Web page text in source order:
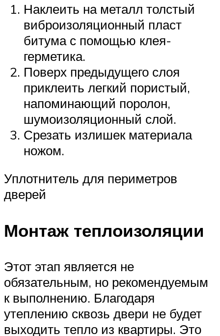
Наклеить на металл толстый
виброизоляционный пласт
битума с помощью клея-
герметика.
Поверх предыдущего слоя
приклеить легкий пористый,
напоминающий поролон,
шумоизоляционный слой.
Срезать излишек материала
ножом.
Уплотнитель для периметров
дверей
Монтаж теплоизоляции
Этот этап является не
обязательным, но рекомендуемым
к выполнению. Благодаря
утеплению сквозь двери не будет
выходить тепло из квартиры. Это